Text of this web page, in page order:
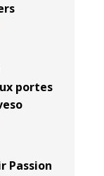
portes
Passion